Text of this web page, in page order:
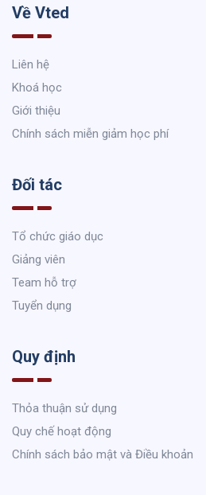
Về Vted
Liên hệ
Khoá học
Giới thiệu
Chính sách miễn giảm học phí
Đối tác
Tổ chức giáo dục
Giảng viên
Team hỗ trợ
Tuyển dụng
Quy định
Thỏa thuận sử dụng
Quy chế hoạt động
Chính sách bảo mật và Điều khoản